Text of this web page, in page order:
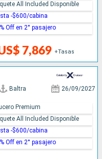
7,869 +Tasas
All Included Disponible
-$600/cabina
Off en 2° pasajero
Baltra 26/09/2027
Premium
All Included Disponible
-$600/cabina
Off en 2° pasajero